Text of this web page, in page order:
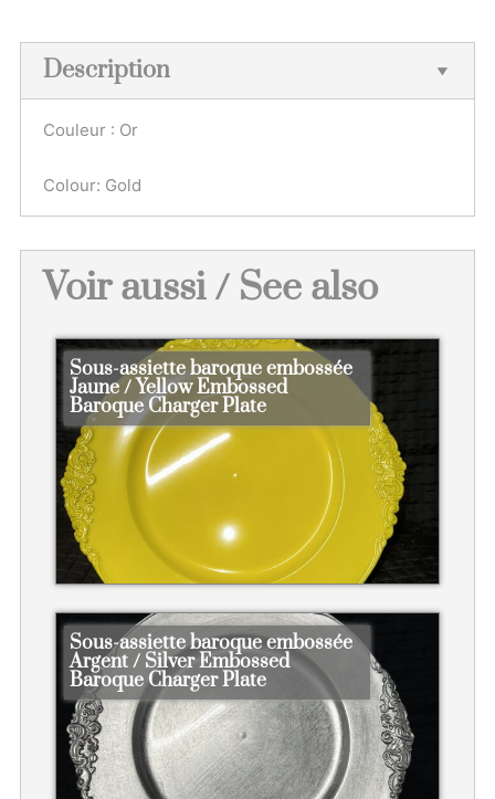
Description
Couleur : Or
Colour: Gold
Voir aussi / See also
Sous-assiette baroque embossée
Jaune / Yellow Embossed
Baroque Charger Plate
Sous-assiette baroque embossée
Argent / Silver Embossed
Baroque Charger Plate